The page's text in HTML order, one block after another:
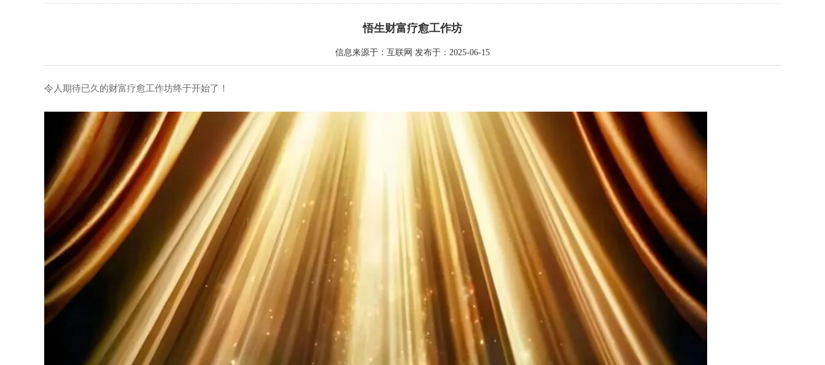
悟生财富疗愈工作坊
信息来源于：互联网 发布于：2025-06-15
令人期待已久的财富疗愈工作坊终于开始了！